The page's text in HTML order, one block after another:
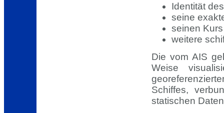
Identität
seine
seinen
weitere
Die vom AIS
Weise
Schiffes,
statischen